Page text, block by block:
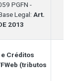
PGFN -
Legal: Art.
2013
Créditos
(tributos